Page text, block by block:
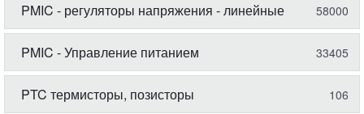
PMIC - регуляторы напряжения - линейные 58000
PMIC - Управление питанием 33405
PTC термисторы, позисторы 106